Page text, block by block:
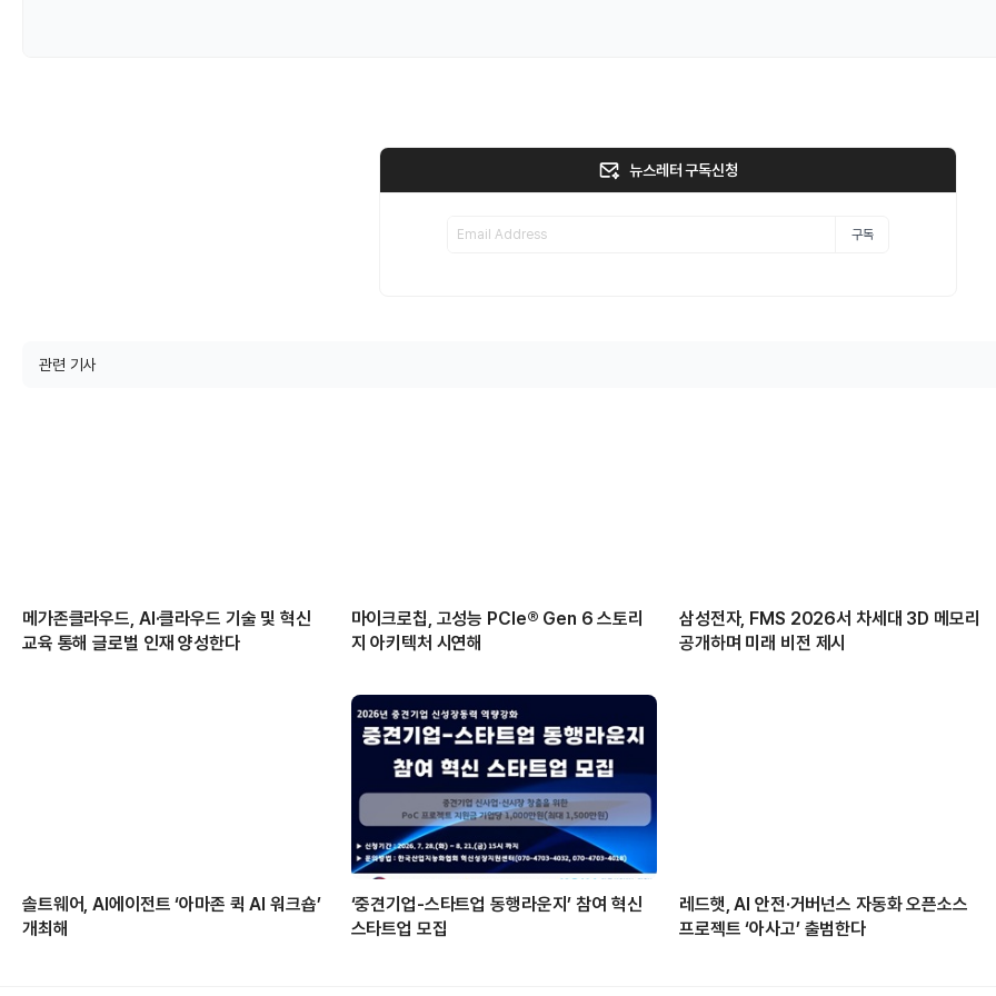
뉴스레터 구독신청
구독
관련 기사
메가존클라우드, AI·클라우드 기술 및 혁신
교육 통해 글로벌 인재 양성한다
마이크로칩, 고성능 PCIe® Gen 6 스토리
지 아키텍처 시연해
삼성전자, FMS 2026서 차세대 3D 메모리
공개하며 미래 비전 제시
솔트웨어, AI에이전트 ‘아마존 퀵 AI 워크숍’
개최해
‘중견기업-스타트업 동행라운지’ 참여 혁신
스타트업 모집
레드햇, AI 안전·거버넌스 자동화 오픈소스
프로젝트 ‘아사고’ 출범한다